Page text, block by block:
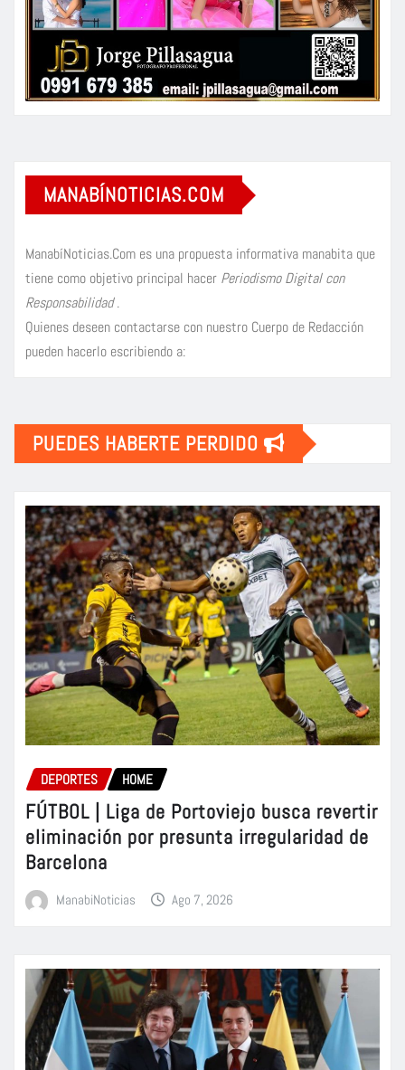
MANABÍNOTICIAS.COM
ManabíNoticias.Com es una propuesta informativa manabita que
tiene como objetivo principal hacer Periodismo Digital con
Responsabilidad.
Quienes deseen contactarse con nuestro Cuerpo de Redacción
pueden hacerlo escribiendo a:
PUEDES HABERTE PERDIDO
DEPORTES HOME
FÚTBOL | Liga de Portoviejo busca revertir
eliminación por presunta irregularidad de
Barcelona
ManabiNoticias Ago 7, 2026